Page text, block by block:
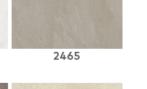
2465